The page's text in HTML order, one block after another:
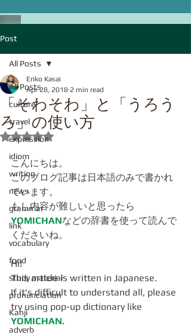
Post
All Posts
culture
travel
expression
idiom
writing
news
grammar
link
vocabulary
food
study material
pronunciation
Kanji
adverb
All Posts
「そわそわ」と「うろう
ろ」の使い方
Eriko Kasai
Apr 28, 2018 2 min read
Rated NaN out of 5 stars.
こんにちは。
このブログ記事は日本語のみで書かれ
ています。
もし内容が難しいと思ったら
YOMICHANなどの辞書を使って読んで
くださいね。
Hi!
This article is written in Japanese.
If it's difficult to understand all, please
try using pop-up dictionary like
YOMICHAN.